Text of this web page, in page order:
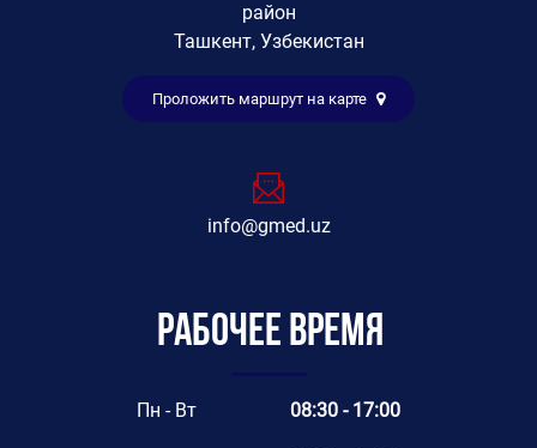
район
Ташкент, Узбекистан
Проложить маршрут на карте
info@gmed.uz
Рабочее время
Пн - Вт 08:30 - 17:00